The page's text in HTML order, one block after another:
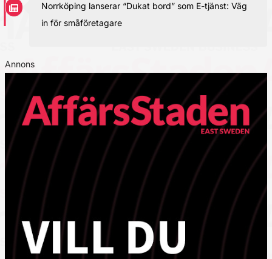
Norrköping lanserar “Dukat bord” som E-tjänst: Väg
in för småföretagare
Annons